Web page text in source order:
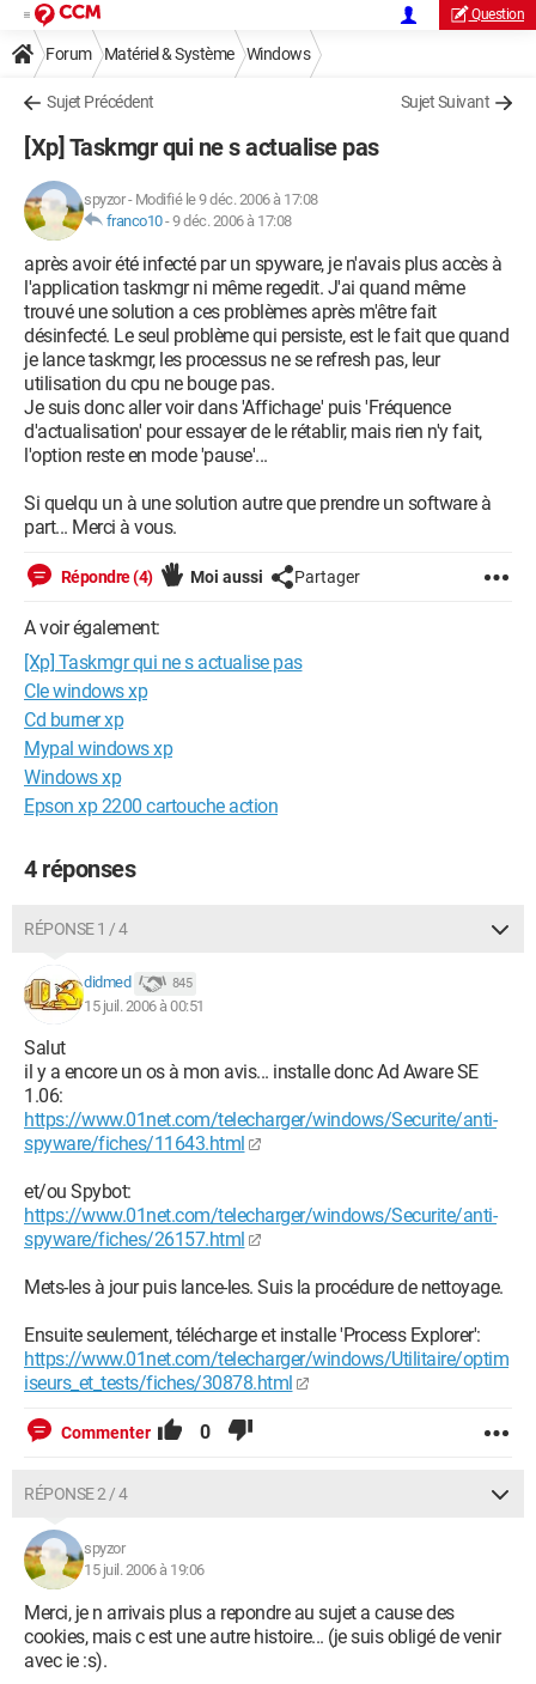
Question
Forum Matériel & Système Windows
Sujet Précédent Sujet Suivant
[Xp] Taskmgr qui ne s actualise pas
spyzor- Modifié le 9 déc. 2006 à 17:08
franco10-9 déc. 2006 à 17:08
après avoir été infecté par un spyware, je n'avais plus accès à
l'application taskmgr ni même regedit. J'ai quand même
trouvé une solution a ces problèmes après m'être fait
désinfecté. Le seul problème qui persiste, est le fait que quand
je lance taskmgr, les processus ne se refresh pas, leur
utilisation du cpu ne bouge pas.
Je suis donc aller voir dans 'Affichage' puis 'Fréquence
d'actualisation' pour essayer de le rétablir, mais rien n'y fait,
l'option reste en mode 'pause'...
Si quelqu un à une solution autre que prendre un software à
part... Merci à vous.
Répondre (4) Moi aussi Partager
A voir également:
[Xp] Taskmgr qui ne s actualise pas
Cle windows xp
Cd burner xp
Mypal windows xp
Windows xp
Epson xp 2200 cartouche action
4 réponses
RÉPONSE 1 / 4
didmed 845
15 juil. 2006 à 00:51
Salut
il y a encore un os à mon avis... installe donc Ad Aware SE
1.06:
https://www.01net.com/telecharger/windows/Securite/anti-
spyware/fiches/11643.html
et/ou Spybot:
https://www.01net.com/telecharger/windows/Securite/anti-
spyware/fiches/26157.html
Mets-les à jour puis lance-les. Suis la procédure de nettoyage.
Ensuite seulement, télécharge et installe 'Process Explorer':
https://www.01net.com/telecharger/windows/Utilitaire/optim
iseurs_et_tests/fiches/30878.html
Commenter 0
RÉPONSE 2 / 4
spyzor
15 juil. 2006 à 19:06
Merci, je n arrivais plus a repondre au sujet a cause des
cookies, mais c est une autre histoire... (je suis obligé de venir
avec ie :s).